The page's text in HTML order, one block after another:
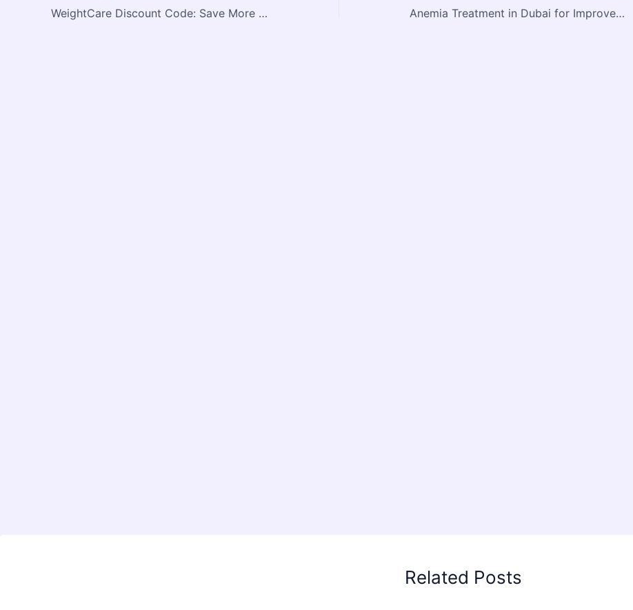
WeightCare Discount Code: Save More on Personalized Weight Loss Programs Anemia Treatment in Dubai for Improved Strength and Energy
Related Posts